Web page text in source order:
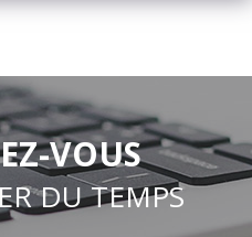
VOUS
DU TEMPS